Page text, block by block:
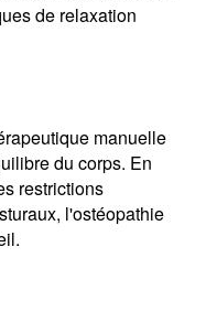
de relaxation
manuelle
du corps. En
restrictions
l'ostéopathie